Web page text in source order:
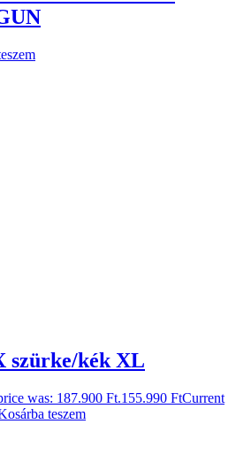
szürke/kék XL
was: 187.900 Ft.155.990 FtCurrent
teszem